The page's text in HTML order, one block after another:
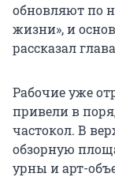
обновляют по
жизни», и
рассказал
Рабочие уже
привели в
частокол. В
обзорную
урны и арт-